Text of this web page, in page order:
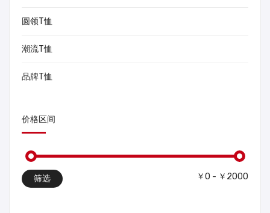
圆领T恤
潮流T恤
品牌T恤
价格区间
筛选 ￥0 - ￥2000